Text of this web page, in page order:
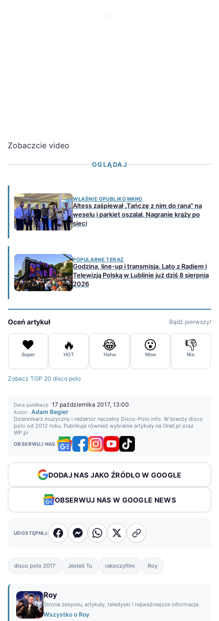
Zobaczcie video
OGLĄDAJ
WŁAŚNIE OPUBLIKOWANO
Altess zaśpiewał „Tańczę z nim do rana" na
weselu i parkiet oszalał. Nagranie krąży po
sieci
POPULARNE TERAZ
Godzina, line-up i transmisja. Lato z Radiem i
Telewizją Polską w Lublinie już dziś 8 sierpnia
2026
Oceń artykuł Bądź pierwszy!
❤️
Super
🔥
HOT
😂
Haha
😮
Wow
👎
Nie
Zobacz TOP 20 disco polo
Data publikacji: 17 października 2017, 13:00
Autor: Adam Begier
Dziennikarz muzyczny i redaktor naczelny Disco-Polo.info. W branży disco
polo od 2012 roku. Publikuje również wybranie artykuły na Onet.pl oraz
WP.pl
OBSERWUJ NAS
DODAJ NAS JAKO ŹRÓDŁO W GOOGLE
OBSERWUJ NAS W GOOGLE NEWS
UDOSTĘPNIJ:
disco polo 2017 Jesteś Tu rakoczyfilm Roy
Roy
Strona zespołu, artykuły, teledyski i najważniejsze informacje.
Wszystko o Roy